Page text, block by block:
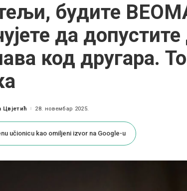
будите
да
код другара.
Цвјетић 28. новембар 2025.
učionicu kao omiljeni izvor na Google-u